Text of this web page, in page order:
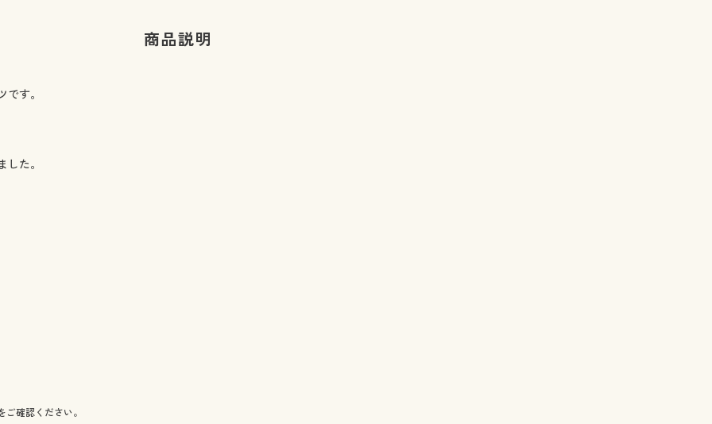
商品説明
す。
た。
ご確認ください。